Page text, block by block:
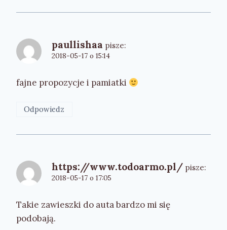
paullishaa pisze:
2018-05-17 o 15:14
fajne propozycje i pamiatki
Odpowiedz
https://www.todoarmo.pl/ pisze:
2018-05-17 o 17:05
Takie zawieszki do auta bardzo mi się
podobają.